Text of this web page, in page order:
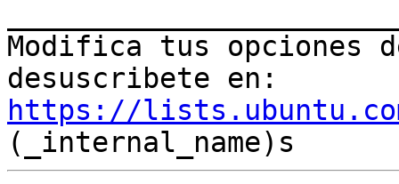
Modifica tus opciones
https://